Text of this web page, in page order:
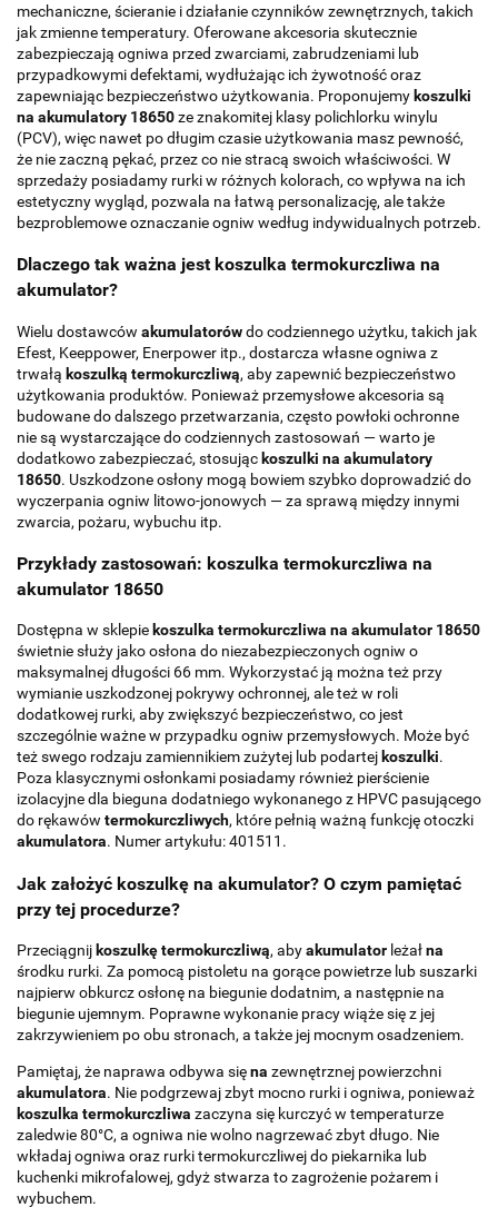
mechaniczne, ścieranie i działanie czynników zewnętrznych, takich
jak zmienne temperatury. Oferowane akcesoria skutecznie
zabezpieczają ogniwa przed zwarciami, zabrudzeniami lub
przypadkowymi defektami, wydłużając ich żywotność oraz
zapewniając bezpieczeństwo użytkowania. Proponujemy koszulki
na akumulatory 18650ze znakomitej klasy polichlorku winylu
(PCV), więc nawet po długim czasie użytkowania masz pewność,
że nie zaczną pękać, przez co nie stracą swoich właściwości. W
sprzedaży posiadamy rurki w różnych kolorach, co wpływa na ich
estetyczny wygląd, pozwala na łatwą personalizację, ale także
bezproblemowe oznaczanie ogniw według indywidualnych potrzeb.
Dlaczego tak ważna jest koszulka termokurczliwa na
akumulator?
Wielu dostawców akumulatorówdo codziennego użytku, takich jak
Efest, Keeppower, Enerpower itp., dostarcza własne ogniwa z
trwałą koszulką termokurczliwą, aby zapewnić bezpieczeństwo
użytkowania produktów. Ponieważ przemysłowe akcesoria są
budowane do dalszego przetwarzania, często powłoki ochronne
nie są wystarczające do codziennych zastosowań — warto je
dodatkowo zabezpieczać, stosując koszulki na akumulatory
18650. Uszkodzone osłony mogą bowiem szybko doprowadzić do
wyczerpania ogniw litowo-jonowych — za sprawą między innymi
zwarcia, pożaru, wybuchu itp.
Przykłady zastosowań: koszulka termokurczliwa na
akumulator 18650
Dostępna w sklepie koszulka termokurczliwa na akumulator 18650
świetnie służy jako osłona do niezabezpieczonych ogniw o
maksymalnej długości 66 mm. Wykorzystać ją można też przy
wymianie uszkodzonej pokrywy ochronnej, ale też w roli
dodatkowej rurki, aby zwiększyć bezpieczeństwo, co jest
szczególnie ważne w przypadku ogniw przemysłowych. Może być
też swego rodzaju zamiennikiem zużytej lub podartej koszulki.
Poza klasycznymi osłonkami posiadamy również pierścienie
izolacyjne dla bieguna dodatniego wykonanego z HPVC pasującego
do rękawów termokurczliwych, które pełnią ważną funkcję otoczki
akumulatora. Numer artykułu: 401511.
Jak założyć koszulkę na akumulator? O czym pamiętać
przy tej procedurze?
Przeciągnij koszulkę termokurczliwą, abyakumulator leżałna
środku rurki. Za pomocą pistoletu na gorące powietrze lub suszarki
najpierw obkurcz osłonę na biegunie dodatnim, a następnie na
biegunie ujemnym. Poprawne wykonanie pracy wiąże się z jej
zakrzywieniem po obu stronach, a także jej mocnym osadzeniem.
Pamiętaj, że naprawa odbywa sięna zewnętrznej powierzchni
akumulatora. Nie podgrzewaj zbyt mocno rurki i ogniwa, ponieważ
koszulka termokurczliwa zaczyna się kurczyć w temperaturze
zaledwie 80°C, a ogniwa nie wolno nagrzewać zbyt długo. Nie
wkładaj ogniwa oraz rurki termokurczliwej do piekarnika lub
kuchenki mikrofalowej, gdyż stwarza to zagrożenie pożarem i
wybuchem.